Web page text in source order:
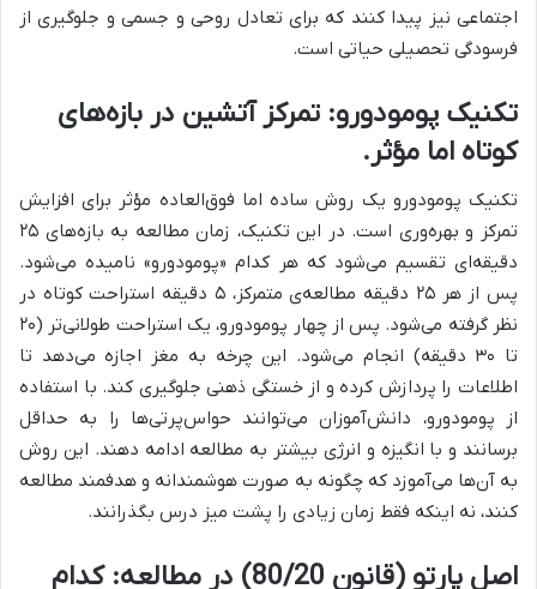
اجتماعی نیز پیدا کنند که برای تعادل روحی و جسمی و جلوگیری از
فرسودگی تحصیلی حیاتی است.
تکنیک پومودورو: تمرکز آتشین در بازه‌های
کوتاه اما مؤثر.
تکنیک پومودورو یک روش ساده اما فوق‌العاده مؤثر برای افزایش
تمرکز و بهره‌وری است. در این تکنیک، زمان مطالعه به بازه‌های ۲۵
دقیقه‌ای تقسیم می‌شود که هر کدام «پومودورو» نامیده می‌شود.
پس از هر ۲۵ دقیقه مطالعه‌ی متمرکز، ۵ دقیقه استراحت کوتاه در
نظر گرفته می‌شود. پس از چهار پومودورو، یک استراحت طولانی‌تر (۲۰
تا ۳۰ دقیقه) انجام می‌شود. این چرخه به مغز اجازه می‌دهد تا
اطلاعات را پردازش کرده و از خستگی ذهنی جلوگیری کند. با استفاده
از پومودورو، دانش‌آموزان می‌توانند حواس‌پرتی‌ها را به حداقل
برسانند و با انگیزه و انرژی بیشتر به مطالعه ادامه دهند. این روش
به آن‌ها می‌آموزد که چگونه به صورت هوشمندانه و هدفمند مطالعه
کنند، نه اینکه فقط زمان زیادی را پشت میز درس بگذرانند.
اصل پارتو (قانون 80/20) در مطالعه: کدام